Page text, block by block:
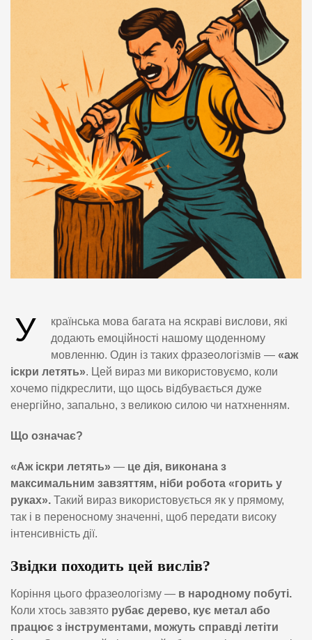
У
країнська мова багата на яскраві вислови, які
додають емоційності нашому щоденному
мовленню. Один із таких фразеологізмів — «аж
іскри летять». Цей вираз ми використовуємо, коли
хочемо підкреслити, що щось відбувається дуже
енергійно, запально, з великою силою чи натхненням.
Що означає?
«Аж іскри летять» — це дія, виконана з
максимальним завзяттям, ніби робота «горить у
руках». Такий вираз використовується як у прямому,
так і в переносному значенні, щоб передати високу
інтенсивність дії.
Звідки походить цей вислів?
Коріння цього фразеологізму — в народному побуті.
Коли хтось завзято рубає дерево, кує метал або
працює з інструментами, можуть справді летіти